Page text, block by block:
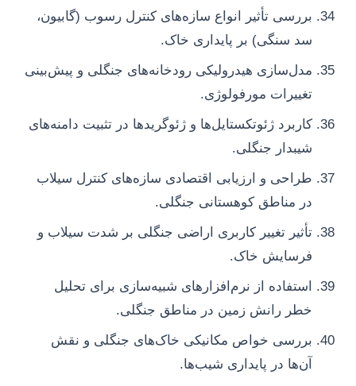
بررسی تأثیر انواع سازه‌های کنترل رسوب (گابیون،
سد سنگی) بر پایداری خاک.
مدل‌سازی هیدرولیکی رودخانه‌های جنگلی و پیش‌بینی
تغییرات مورفولوژی.
کاربرد ژئوتکستایل‌ها و ژئوگریدها در تثبیت دامنه‌های
شیبدار جنگلی.
طراحی و ارزیابی اقتصادی سازه‌های کنترل سیلاب
در مناطق کوهستانی جنگلی.
تأثیر تغییر کاربری اراضی جنگلی بر شدت سیلاب و
فرسایش خاک.
استفاده از نرم‌افزارهای شبیه‌سازی برای تحلیل
خطر رانش زمین در مناطق جنگلی.
بررسی خواص مکانیکی خاک‌های جنگلی و نقش
آن‌ها در پایداری شیب‌ها.